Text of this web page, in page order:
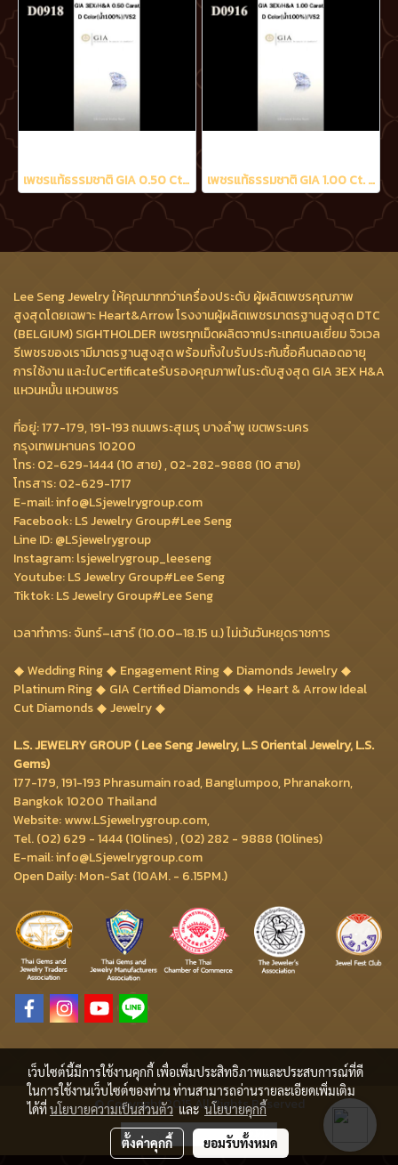
เพชรแท้ธรรมชาติ GIA 0.50 Ct. D/VS2 เพชรแท้ธรรมชาติ GIA 1.00 Ct. D/VS2
Lee Seng Jewelry ให้คุณมากกว่าเครื่องประดับ ผู้ผลิตเพชรคุณภาพ
สูงสุดโดยเฉพาะ Heart&Arrow โรงงานผู้ผลิตเพชรมาตรฐานสูงสุด DTC
(BELGIUM) SIGHTHOLDER เพชรทุกเม็ดผลิตจากประเทศเบลเยี่ยม จิวเวล
รีเพชรของเรามีมาตรฐานสูงสุด พร้อมทั้งใบรับประกันซื้อคืนตลอดอายุ
การใช้งาน และใบCertificateรับรองคุณภาพในระดับสูงสุด GIA 3EX H&A
แหวนหมั้น แหวนเพชร
ที่อยู่: 177-179, 191-193 ถนนพระสุเมรุ บางลำพู เขตพระนคร
กรุงเทพมหานคร 10200
โทร: 02-629-1444 (10 สาย) , 02-282-9888 (10 สาย)
โทรสาร: 02-629-1717
E-mail: info@LSjewelrygroup.com
Facebook: LS Jewelry Group#Lee Seng
Line ID: @LSjewelrygroup
Instagram: lsjewelrygroup_leeseng
Youtube: LS Jewelry Group#Lee Seng
Tiktok: LS Jewelry Group#Lee Seng
เวลาทำการ: จันทร์–เสาร์ (10.00–18.15 น.) ไม่เว้นวันหยุดราชการ
Wedding Ring
Engagement Ring
Diamonds Jewelry
Platinum Ring
GIA Certified Diamonds
Heart & Arrow Ideal
Cut Diamonds
Jewelry
L.S. JEWELRY GROUP ( Lee Seng Jewelry, L.S Oriental Jewelry, L.S.
Gems)
177-179, 191-193 Phrasumain road, Banglumpoo, Phranakorn,
Bangkok 10200 Thailand
Website: www.LSjewelrygroup.com,
Tel. (02) 629 - 1444 (10lines) , (02) 282 - 9888 (10lines)
E-mail: info@LSjewelrygroup.com
Open Daily: Mon-Sat (10AM. - 6.15PM.)
© Copyright 2015 All Rights Reserved
ผู้เข้าชมวันนี้ 3,220
เว็บไซต์นี้มีการใช้งานคุกกี้ เพื่อเพิ่มประสิทธิภาพและประสบการณ์ที่ดี
ในการใช้งานเว็บไซต์ของท่าน ท่านสามารถอ่านรายละเอียดเพิ่มเติม
ได้ที่นโยบายความเป็นส่วนตัว และ นโยบายคุกกี้
ตั้งค่าคุกกี้ ยอมรับทั้งหมด